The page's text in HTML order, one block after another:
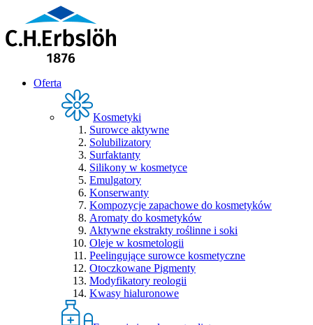
Oferta
Kosmetyki
Surowce aktywne
Solubilizatory
Surfaktanty
Silikony w kosmetyce
Emulgatory
Konserwanty
Kompozycje zapachowe do kosmetyków
Aromaty do kosmetyków
Aktywne ekstrakty roślinne i soki
Oleje w kosmetologii
Peelingujące surowce kosmetyczne
Otoczkowane Pigmenty
Modyfikatory reologii
Kwasy hialuronowe